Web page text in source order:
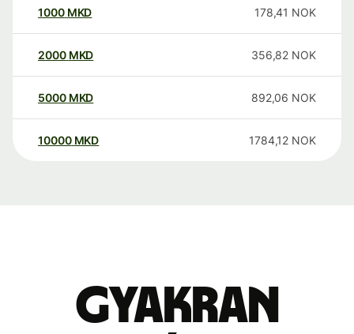
1000 MKD 178,41 NOK
2000 MKD 356,82 NOK
5000 MKD 892,06 NOK
10000 MKD 1784,12 NOK
Gyakran